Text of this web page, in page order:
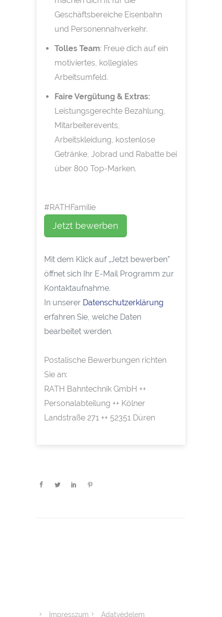
Geschäftsbereiche Eisenbahn
und Personennahverkehr.
Tolles Team: Freue dich auf ein
motiviertes, kollegiales
Arbeitsumfeld.
Faire Vergütung & Extras:
Leistungsgerechte Bezahlung,
Mitarbeiterevents,
Arbeitskleidung, kostenlose
Getränke, Jobrad und Rabatte bei
über 800 Top-Marken.
#RATHFamilie
Jetzt bewerben
Mit dem Klick auf „Jetzt bewerben”
öffnet sich Ihr E-Mail Programm zur
Kontaktaufnahme.
In unserer Datenschutzerklärung
erfahren Sie, welche Daten
bearbeitet werden.
Postalische Bewerbungen richten
Sie an:
RATH Bahntechnik GmbH ++
Personalabteilung ++ Kölner
Landstraße 271 ++ 52351 Düren
Impresszum Adatvédelem